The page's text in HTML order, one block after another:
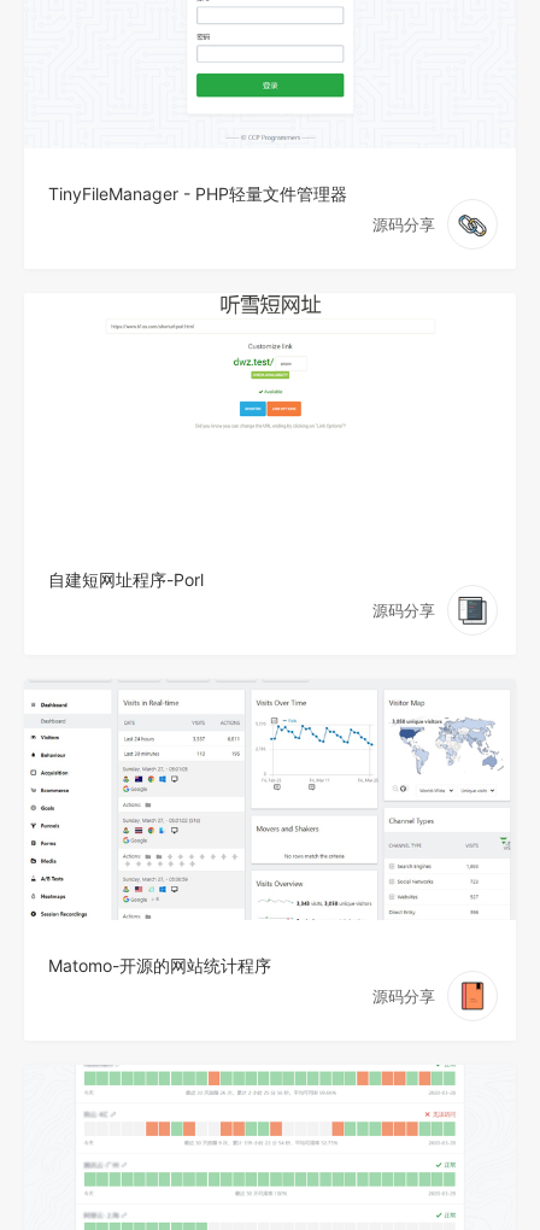
TinyFileManager - PHP轻量文件管理器
源码分享
自建短网址程序-Porl
源码分享
Matomo-开源的网站统计程序
源码分享